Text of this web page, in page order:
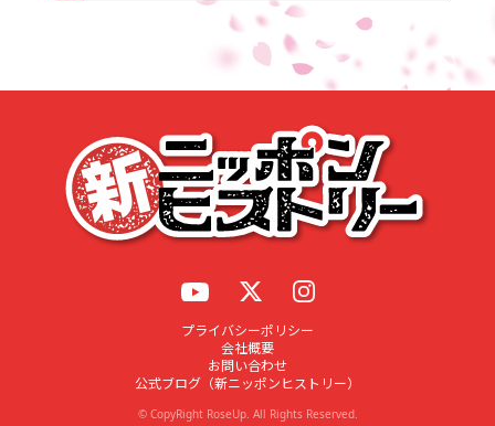
プライバシーポリシー
会社概要
お問い合わせ
公式ブログ（新ニッポンヒストリー）
© CopyRight RoseUp. All Rights Reserved.